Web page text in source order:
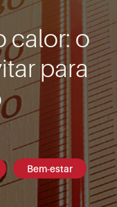
calor: o
para
Bem-estar